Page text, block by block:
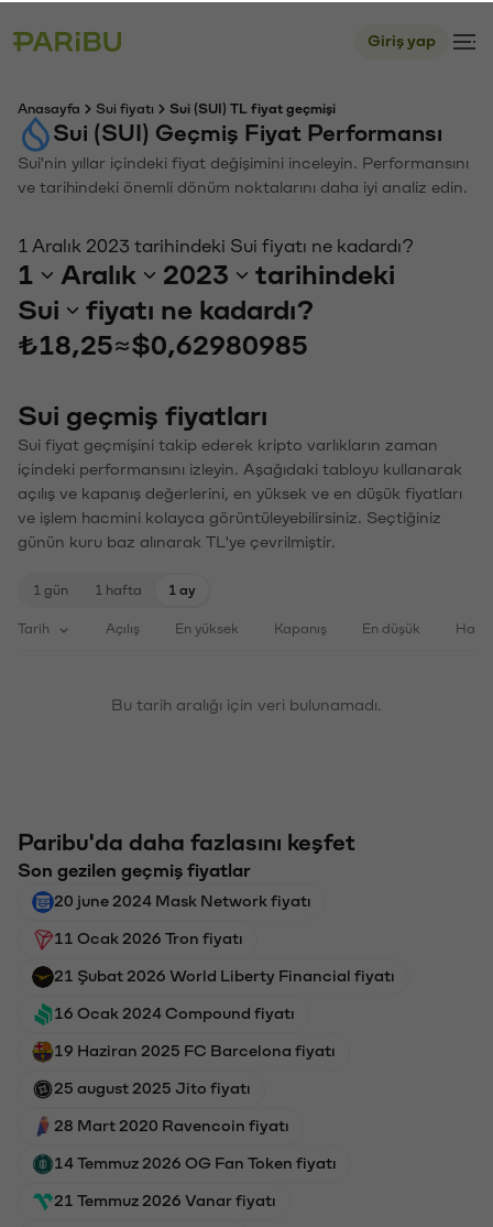
Giriş yap
Anasayfa Sui fiyatı Sui (SUI) TL fiyat geçmişi
Sui (SUI) Geçmiş Fiyat Performansı
Sui'nin yıllar içindeki fiyat değişimini inceleyin. Performansını
ve tarihindeki önemli dönüm noktalarını daha iyi analiz edin.
1 Aralık 2023 tarihindeki Sui fiyatı ne kadardı?
1 Aralık 2023
tarihindeki
Sui
fiyatı ne kadardı?
₺18,25≈$0,62980985
Sui geçmiş fiyatları
Sui fiyat geçmişini takip ederek kripto varlıkların zaman
içindeki performansını izleyin. Aşağıdaki tabloyu kullanarak
açılış ve kapanış değerlerini, en yüksek ve en düşük fiyatları
ve işlem hacmini kolayca görüntüleyebilirsiniz. Seçtiğiniz
günün kuru baz alınarak TL'ye çevrilmiştir.
1 gün 1 hafta 1 ay
Tarih Açılış En yüksek Kapanış En düşük
Bu tarih aralığı için veri bulunamadı.
Paribu'da daha fazlasını keşfet
Son gezilen geçmiş fiyatlar
20 june 2024 Mask Network fiyatı
11 Ocak 2026 Tron fiyatı
21 Şubat 2026 World Liberty Financial fiyatı
16 Ocak 2024 Compound fiyatı
19 Haziran 2025 FC Barcelona fiyatı
25 august 2025 Jito fiyatı
28 Mart 2020 Ravencoin fiyatı
14 Temmuz 2026 OG Fan Token fiyatı
21 Temmuz 2026 Vanar fiyatı